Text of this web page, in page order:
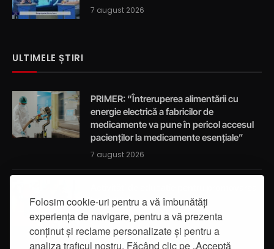
Folosim cookie-uri pentru a vă îmbunătăți
experiența de navigare, pentru a vă prezenta
conținut și reclame personalizate și pentru a
analiza traficul nostru. Făcând clic pe „Acceptă
7 august 2026
ULTIMELE ȘTIRI
PRIMER: “Întreruperea alimentării cu
energie electrică a fabricilor de
medicamente va pune în pericol accesul
pacienților la medicamente esențiale”
7 august 2026
integrității
7 august 2026